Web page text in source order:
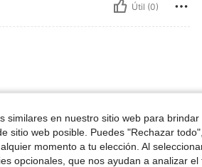
Útil (0)
similares en nuestro sitio web para
sitio web posible. Puedes "Rechazar
momento a tu elección. Al
opcionales, que nos ayudan a analizar